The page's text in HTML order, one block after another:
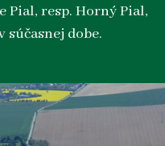
Pial, resp. Horný Pial,
súčasnej dobe.